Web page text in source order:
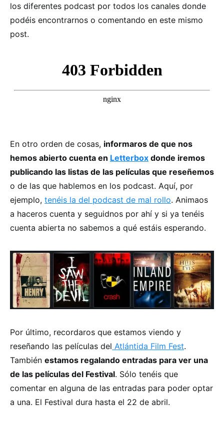
los diferentes podcast por todos los canales donde
podéis encontrarnos o comentando en este mismo
post.
En otro orden de cosas, informaros de que nos
hemos abierto cuenta en Letterbox donde iremos
publicando las listas de las películas que reseñemos
o de las que hablemos en los podcast. Aquí, por
ejemplo, tenéis la del podcast de mal rollo. Animaos
a haceros cuenta y seguidnos por ahí y si ya tenéis
cuenta abierta no sabemos a qué estáis esperando.
Por último, recordaros que estamos viendo y
reseñando las películas del Atlántida Film Fest.
También estamos regalando entradas para ver una
de las películas del Festival. Sólo tenéis que
comentar en alguna de las entradas para poder optar
a una. El Festival dura hasta el 22 de abril.